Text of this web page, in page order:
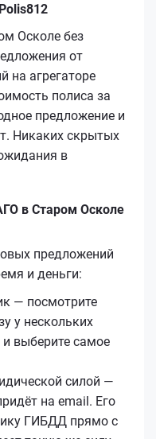
Осколе без
от
на агрегаторе
полиса за
предложение и
Никаких скрытых
в
в Старом Осколе
предложений
и деньги:
— посмотрите
у нескольких
выберите самое
силой —
на email. Его
ГИБДД прямо с